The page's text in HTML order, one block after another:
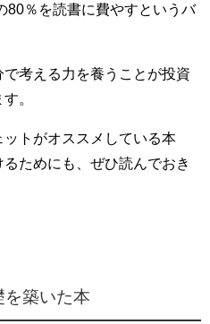
80％を読書に費やすというバ
考える力を養うことが投資
。
トがオススメしている本
ためにも、ぜひ読んでおき
を築いた本